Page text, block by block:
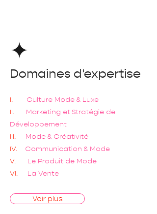
Domaines d'expertise
I. Culture Mode & Luxe
II. Marketing et Stratégie de
Développement
III. Mode & Créativité
IV. Communication & Mode
V.
Le Produit de Mode
VI.
La Vente
Voir plus